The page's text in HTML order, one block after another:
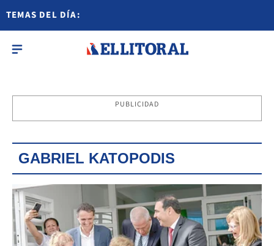
TEMAS DEL DÍA:
PUBLICIDAD
GABRIEL KATOPODIS